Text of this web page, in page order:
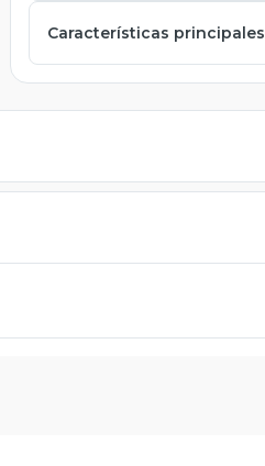
Características principales